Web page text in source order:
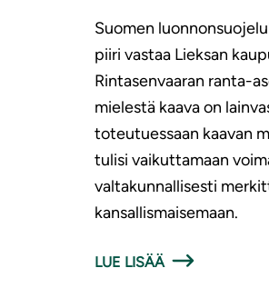
Suomen
piiri vastaa Lieksan
Rintasenvaaran ranta-
mielestä kaava on
toteutuessaan kaavan
tulisi vaikuttamaan
valtakunnallisesti
kansallismaisemaan.
LUE LISÄÄ